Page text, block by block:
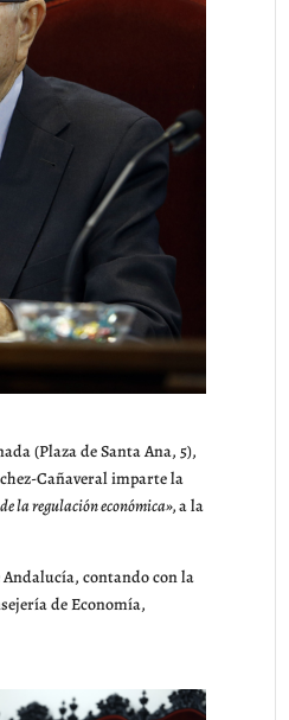
(Plaza de Santa Ana, 5),
Cañaveral imparte la
la regulación económica»,a la
contando con la
de Economía,